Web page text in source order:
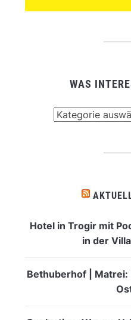
WAS
Hotel in Trogir mit
in der
Bethuberhof | Matrei: